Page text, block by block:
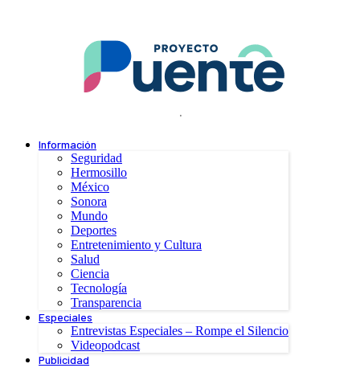
.
Información
Seguridad
Hermosillo
México
Sonora
Mundo
Deportes
Entretenimiento y Cultura
Salud
Ciencia
Tecnología
Transparencia
Especiales
Entrevistas Especiales – Rompe el Silencio
Videopodcast
Publicidad